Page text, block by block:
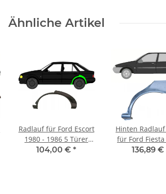
Ähnliche Artikel
Radlauf für Ford Escort
1980 - 1986 5 Türer
links
104,00 € *
Hinten
für Ford
1995 - 1999
136,89 €